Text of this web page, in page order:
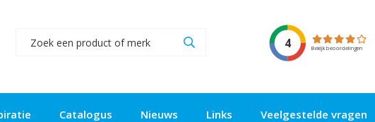
4 Bekijk beoordelingen
Catalogus Nieuws Links Veelgestelde vragen